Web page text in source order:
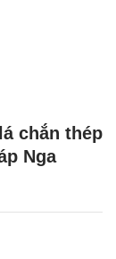
chắn thép
Nga